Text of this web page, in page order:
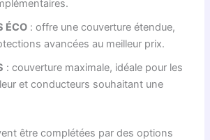
ÉCO : offre une couverture étendue,
avancées au meilleur prix.
: couverture maximale, idéale pour les
et conducteurs souhaitant une
être complétées par des options